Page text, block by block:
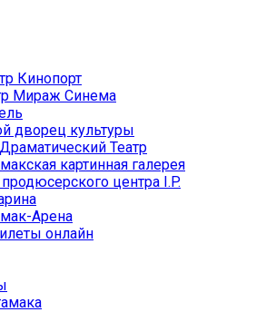
Кинопорт
Мираж Синема
дворец культуры
Театр
картинная галерея
центра I.P.
Арена
онлайн